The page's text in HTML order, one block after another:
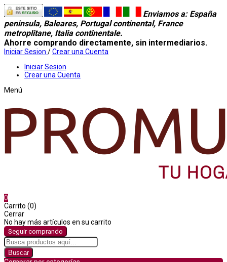
Enviamos a: España
peninsula, Baleares, Portugal continental, France
metroplitane, Italia continentale.
Ahorre comprando directamente, sin intermediarios.
Iniciar Sesion /Crear una Cuenta
Iniciar Sesion
Crear una Cuenta
Menú
0
Carrito (0)
Cerrar
No hay más artículos en su carrito
Seguir comprando
Buscar